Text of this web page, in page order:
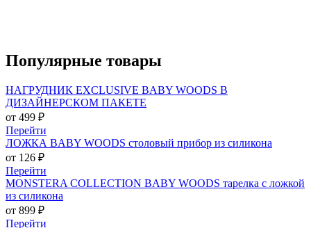
Популярные товары
НАГРУДНИК EXCLUSIVE BABY WOODS В
ДИЗАЙНЕРСКОМ ПАКЕТЕ
от 499 ₽
Перейти
ЛОЖКА BABY WOODS столовый прибор из силикона
от 126 ₽
Перейти
MONSTERA COLLECTION BABY WOODS тарелка с ложкой
из силикона
от 899 ₽
Перейти